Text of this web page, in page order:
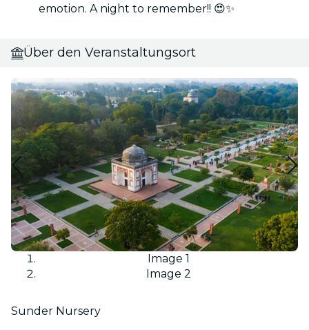
emotion. A night to remember!! 😍✨
Über den Veranstaltungsort
Image 1
Image 2
Sunder Nursery